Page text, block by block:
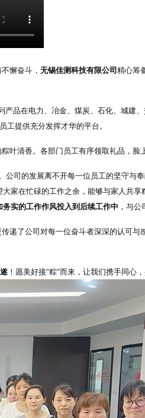
懈奋斗， 无锡佳测科技有限公司精心筹
产品在电力、冶金、煤炭、石化、城建
工提供充分发挥才华的平台。
粽叶清香。各部门员工有序领取礼品，脸
。公司的发展离不开每一位员工的坚守与奉
大家在忙碌的工作之余，能够与家人共享
实的工作作风投入到后续工作中 ，与
传递了公司对每一位奋斗者深深的认可与
！愿美好接“粽”而来 ，让我们携手同心